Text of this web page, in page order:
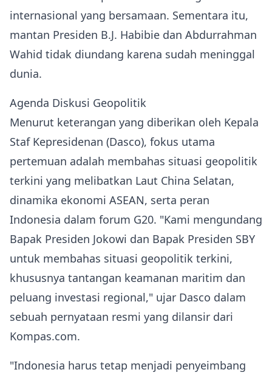
internasional yang bersamaan. Sementara itu,
mantan Presiden B.J. Habibie dan Abdurrahman
Wahid tidak diundang karena sudah meninggal
dunia.
Agenda Diskusi Geopolitik
Menurut keterangan yang diberikan oleh Kepala
Staf Kepresidenan (Dasco), fokus utama
pertemuan adalah membahas situasi geopolitik
terkini yang melibatkan Laut China Selatan,
dinamika ekonomi ASEAN, serta peran
Indonesia dalam forum G20. "Kami mengundang
Bapak Presiden Jokowi dan Bapak Presiden SBY
untuk membahas situasi geopolitik terkini,
khususnya tantangan keamanan maritim dan
peluang investasi regional," ujar Dasco dalam
sebuah pernyataan resmi yang dilansir dari
Kompas.com.
"Indonesia harus tetap menjadi penyeimbang